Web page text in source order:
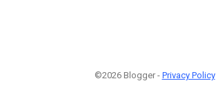
©2026 Blogger - Privacy Policy